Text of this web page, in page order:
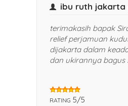
Bapak
Meja altarnya bagus
finisingnya halus
rekomendid,